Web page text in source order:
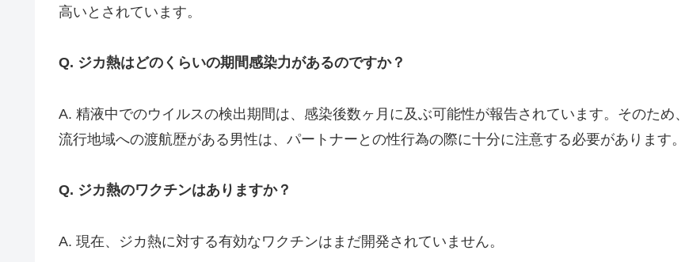
高いとされています。
Q. ジカ熱はどのくらいの期間感染力があるのですか？
A. 精液中でのウイルスの検出期間は、感染後数ヶ月に及ぶ可能性が報告されています。そのため、
流行地域への渡航歴がある男性は、パートナーとの性行為の際に十分に注意する必要があります。
Q. ジカ熱のワクチンはありますか？
A. 現在、ジカ熱に対する有効なワクチンはまだ開発されていません。